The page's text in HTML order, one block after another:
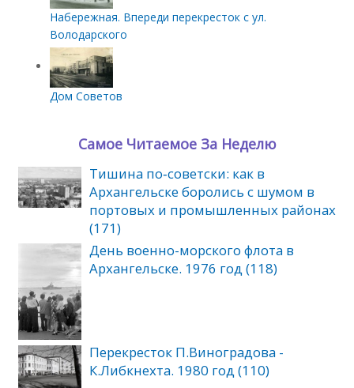
Набережная. Впереди перекресток с ул.
Володарского
Дом Советов
Самое Читаемое За Неделю
Тишина по‑советски: как в
Архангельске боролись с шумом в
портовых и промышленных районах
(171)
День военно-морского флота в
Архангельске. 1976 год (118)
Перекресток П.Виноградова -
К.Либкнехта. 1980 год (110)